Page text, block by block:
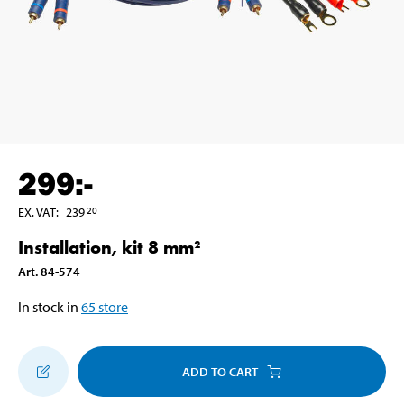
299:-
EX. VAT: 23920
Installation, kit 8 mm²
Art.84-574
In stock in 65store
ADD TO CART